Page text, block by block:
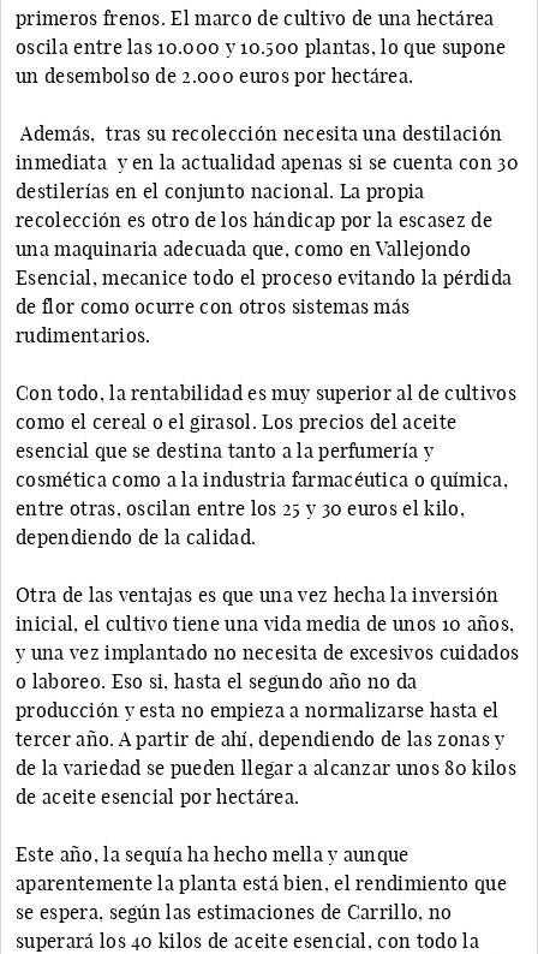
primeros frenos. El marco de cultivo de una hectárea
oscila entre las 10.000 y 10.500 plantas, lo que supone
un desembolso de 2.000 euros por hectárea.
Además, tras su recolección necesita una destilación
inmediata y en la actualidad apenas si se cuenta con 30
destilerías en el conjunto nacional. La propia
recolección es otro de los hándicap por la escasez de
una maquinaria adecuada que, como en Vallejondo
Esencial, mecanice todo el proceso evitando la pérdida
de flor como ocurre con otros sistemas más
rudimentarios.
Con todo, la rentabilidad es muy superior al de cultivos
como el cereal o el girasol. Los precios del aceite
esencial que se destina tanto a la perfumería y
cosmética como a la industria farmacéutica o química,
entre otras, oscilan entre los 25 y 30 euros el kilo,
dependiendo de la calidad.
Otra de las ventajas es que una vez hecha la inversión
inicial, el cultivo tiene una vida media de unos 10 años,
y una vez implantado no necesita de excesivos cuidados
o laboreo. Eso si, hasta el segundo año no da
producción y esta no empieza a normalizarse hasta el
tercer año. A partir de ahí, dependiendo de las zonas y
de la variedad se pueden llegar a alcanzar unos 80 kilos
de aceite esencial por hectárea.
Este año, la sequía ha hecho mella y aunque
aparentemente la planta está bien, el rendimiento que
se espera, según las estimaciones de Carrillo, no
superará los 40 kilos de aceite esencial, con todo la